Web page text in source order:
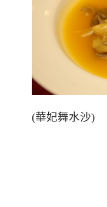
(華妃舞水沙)